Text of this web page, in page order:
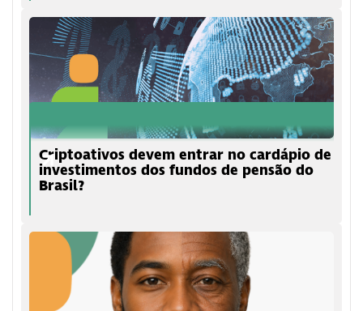
Criptoativos devem entrar no cardápio de
investimentos dos fundos de pensão do
Brasil?